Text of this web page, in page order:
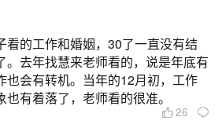
是小问题不注意可能会引起大
题给大家做一些解读：
自己结婚是什么意思
己结婚的梦境解析离异女人梦
看的工作和婚姻，30了一直没有结
。去年找慧来老师看的，说是年底有
也会有转机。当年的12月初，工作
有着落了，老师看的很准。
26